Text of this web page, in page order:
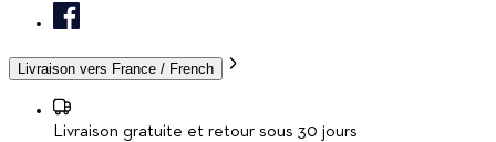
Livraison vers France / French
Livraison gratuite et retour sous 30 jours